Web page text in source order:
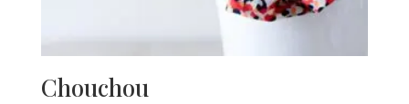
Chouchou